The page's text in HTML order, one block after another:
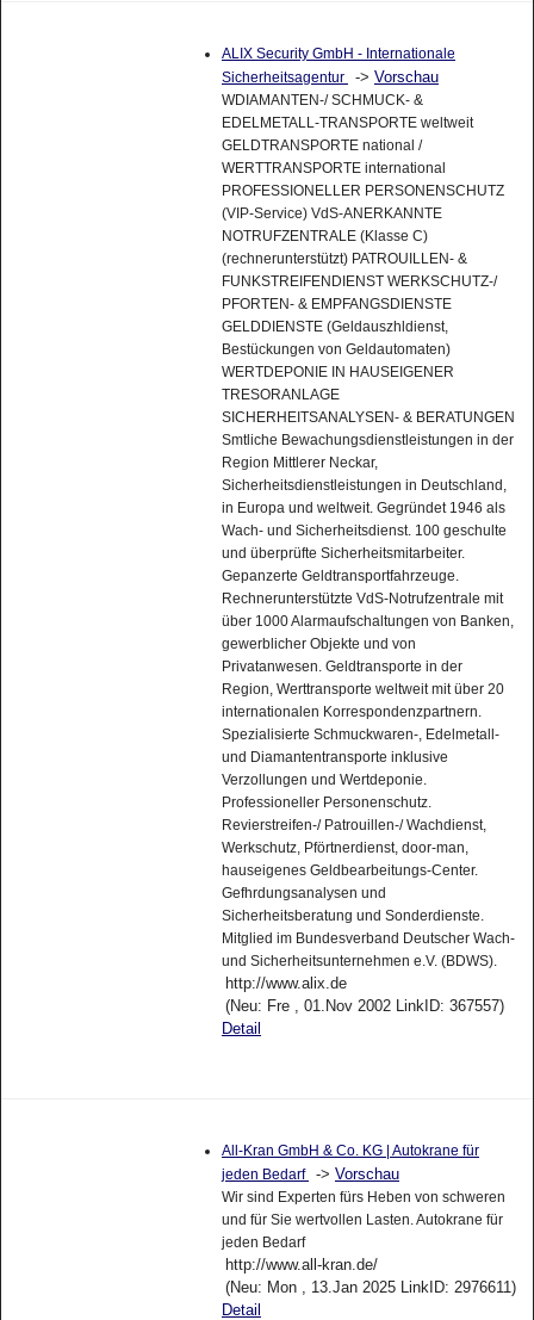
ALIX Security GmbH - Internationale
Sicherheitsagentur
-> Vorschau
WDIAMANTEN-/ SCHMUCK- &
EDELMETALL-TRANSPORTE weltweit
GELDTRANSPORTE national /
WERTTRANSPORTE international
PROFESSIONELLER PERSONENSCHUTZ
(VIP-Service) VdS-ANERKANNTE
NOTRUFZENTRALE (Klasse C)
(rechnerunterstützt) PATROUILLEN- &
FUNKSTREIFENDIENST WERKSCHUTZ-/
PFORTEN- & EMPFANGSDIENSTE
GELDDIENSTE (Geldauszhldienst,
Bestückungen von Geldautomaten)
WERTDEPONIE IN HAUSEIGENER
TRESORANLAGE
SICHERHEITSANALYSEN- & BERATUNGEN
Smtliche Bewachungsdienstleistungen in der
Region Mittlerer Neckar,
Sicherheitsdienstleistungen in Deutschland,
in Europa und weltweit. Gegründet 1946 als
Wach- und Sicherheitsdienst. 100 geschulte
und überprüfte Sicherheitsmitarbeiter.
Gepanzerte Geldtransportfahrzeuge.
Rechnerunterstützte VdS-Notrufzentrale mit
über 1000 Alarmaufschaltungen von Banken,
gewerblicher Objekte und von
Privatanwesen. Geldtransporte in der
Region, Werttransporte weltweit mit über 20
internationalen Korrespondenzpartnern.
Spezialisierte Schmuckwaren-, Edelmetall-
und Diamantentransporte inklusive
Verzollungen und Wertdeponie.
Professioneller Personenschutz.
Revierstreifen-/ Patrouillen-/ Wachdienst,
Werkschutz, Pförtnerdienst, door-man,
hauseigenes Geldbearbeitungs-Center.
Gefhrdungsanalysen und
Sicherheitsberatung und Sonderdienste.
Mitglied im Bundesverband Deutscher Wach-
und Sicherheitsunternehmen e.V. (BDWS).
http://www.alix.de
(Neu: Fre , 01.Nov 2002 LinkID: 367557)
Detail
All-Kran GmbH & Co. KG | Autokrane für
jeden Bedarf -> Vorschau
Wir sind Experten fürs Heben von schweren
und für Sie wertvollen Lasten. Autokrane für
jeden Bedarf
http://www.all-kran.de/
(Neu: Mon , 13.Jan 2025 LinkID: 2976611)
Detail